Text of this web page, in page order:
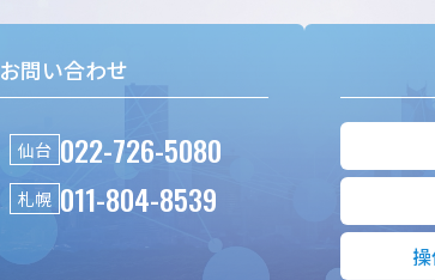
問い合わせ
仙台 022-726-5080
札幌 011-804-8539